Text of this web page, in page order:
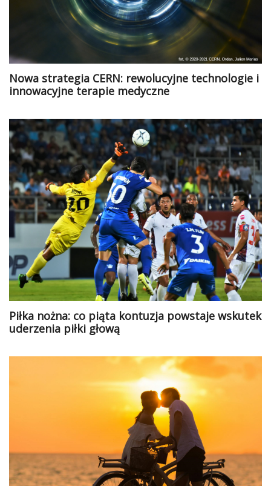
Nowa strategia CERN: rewolucyjne technologie i
innowacyjne terapie medyczne
Piłka nożna: co piąta kontuzja powstaje wskutek
uderzenia piłki głową